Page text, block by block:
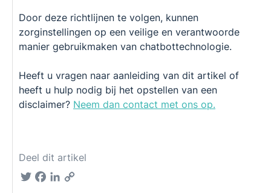
Door deze richtlijnen te volgen, kunnen
zorginstellingen op een veilige en verantwoorde
manier gebruikmaken van chatbottechnologie.
Heeft u vragen naar aanleiding van dit artikel of
heeft u hulp nodig bij het opstellen van een
disclaimer? Neem dan contact met ons op.
Deel dit artikel
TwitterFacebook
LinkedIn